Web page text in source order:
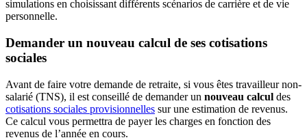
simulations en choisissant différents scénarios de carrière et de vie
personnelle.
Demander un nouveau calcul de ses cotisations
sociales
Avant de faire votre demande de retraite, si vous êtes travailleur non-
salarié (TNS), il est conseillé de demander un nouveau calcul des
cotisations sociales provisionnelles sur une estimation de revenus.
Ce calcul vous permettra de payer les charges en fonction des
revenus de l’année en cours.